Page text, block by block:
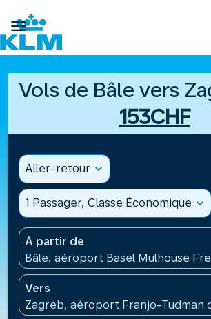

Vols de Bâle vers
153CHF
Aller-retour expand_more
1 Passager, Classe Économique expand_more
À partir de
Bâle, aéroport Basel Mulhouse
Vers
Zagreb, aéroport Franjo-Tudman